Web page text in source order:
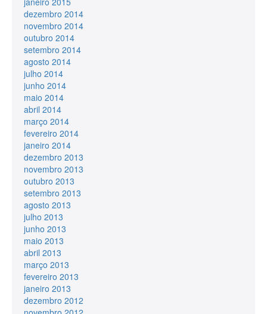
dezembro 2014
novembro 2014
outubro 2014
setembro 2014
agosto 2014
julho 2014
junho 2014
maio 2014
abril 2014
março 2014
fevereiro 2014
janeiro 2014
dezembro 2013
novembro 2013
outubro 2013
setembro 2013
agosto 2013
julho 2013
junho 2013
maio 2013
abril 2013
março 2013
fevereiro 2013
janeiro 2013
dezembro 2012